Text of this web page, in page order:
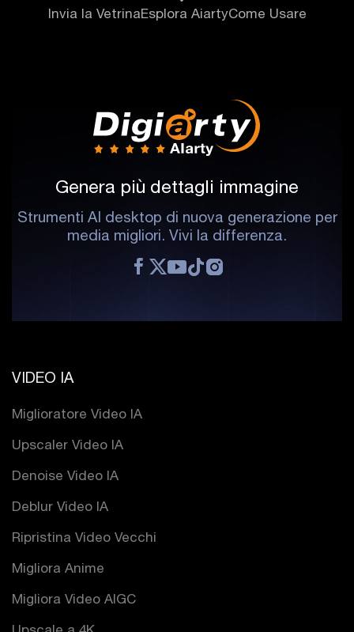
Invia la VetrinaEsplora AiartyCome Usare
Genera più dettagli immagine
Strumenti AI desktop di nuova generazione per
media migliori. Vivi la differenza.
VIDEO IA
Miglioratore Video IA
Upscaler Video IA
Denoise Video IA
Deblur Video IA
Ripristina Video Vecchi
Migliora Anime
Migliora Video AIGC